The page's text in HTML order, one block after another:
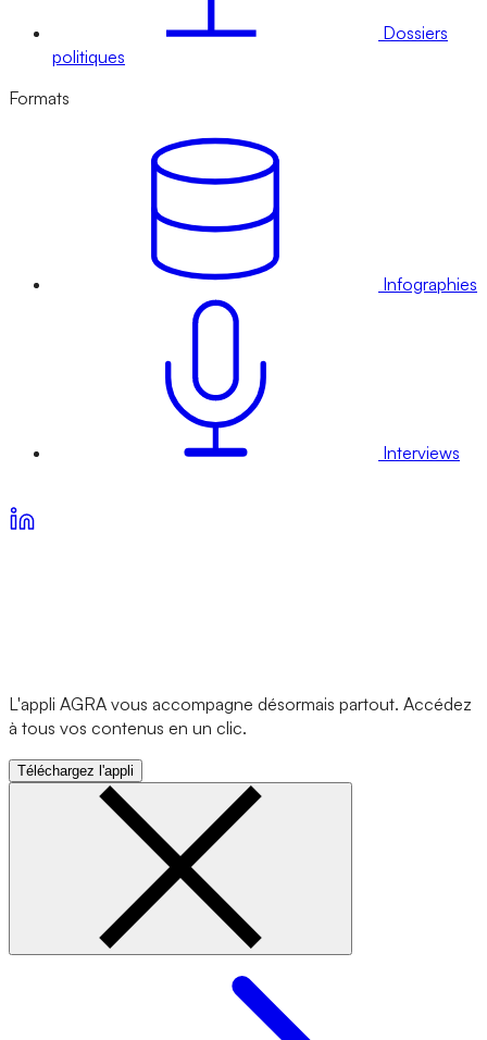
Dossiers
politiques
Formats
Infographies
Interviews
L'appli AGRA vous accompagne désormais partout. Accédez
à tous vos contenus en un clic.
Téléchargez l'appli